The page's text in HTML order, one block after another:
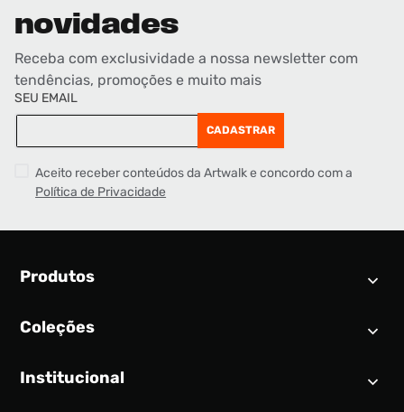
novidades
Receba com exclusividade a nossa newsletter com
tendências, promoções e muito mais
SEU EMAIL
CADASTRAR
Aceito receber conteúdos da Artwalk e concordo com a
Política de Privacidade
Produtos
Calendário SNEAKER
Tênis
Coleções
Air Jordan 1
Institucional